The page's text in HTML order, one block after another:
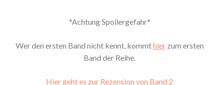
*Achtung Spoilergefahr*
Wer den ersten Band nicht kennt, kommthierzum ersten
Band der Reihe.
Hier geht es zur Rezension von Band 2